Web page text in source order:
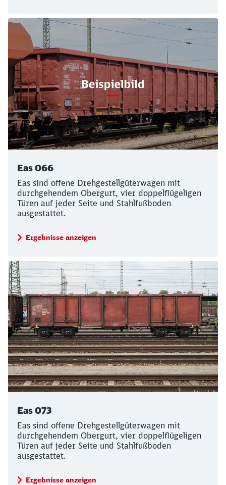
Eas 066
Eas sind offene Drehgestellgüterwagen mit
durchgehendem Obergurt, vier doppelflügeligen
Türen auf jeder Seite und Stahlfußboden
ausgestattet.
Ergebnisse anzeigen
Eas 073
Eas sind offene Drehgestellgüterwagen mit
durchgehendem Obergurt, vier doppelflügeligen
Türen auf jeder Seite und Stahlfußboden
ausgestattet.
Ergebnisse anzeigen